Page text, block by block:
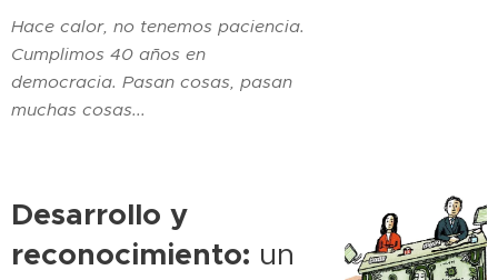
Hace calor, no tenemos paciencia.
Cumplimos 40 años en
democracia. Pasan cosas, pasan
muchas cosas...
Desarrollo y
reconocimiento: un